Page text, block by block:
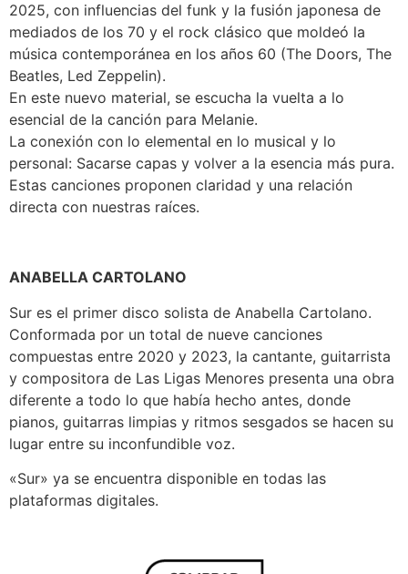
2025, con influencias del funk y la fusión japonesa de
mediados de los 70 y el rock clásico que moldeó la
música contemporánea en los años 60 (The Doors, The
Beatles, Led Zeppelin).
En este nuevo material, se escucha la vuelta a lo
esencial de la canción para Melanie.
La conexión con lo elemental en lo musical y lo
personal: Sacarse capas y volver a la esencia más pura.
Estas canciones proponen claridad y una relación
directa con nuestras raíces.
ANABELLA CARTOLANO
Sur es el primer disco solista de Anabella Cartolano.
Conformada por un total de nueve canciones
compuestas entre 2020 y 2023, la cantante, guitarrista
y compositora de Las Ligas Menores presenta una obra
diferente a todo lo que había hecho antes, donde
pianos, guitarras limpias y ritmos sesgados se hacen su
lugar entre su inconfundible voz.
«Sur» ya se encuentra disponible en todas las
plataformas digitales.